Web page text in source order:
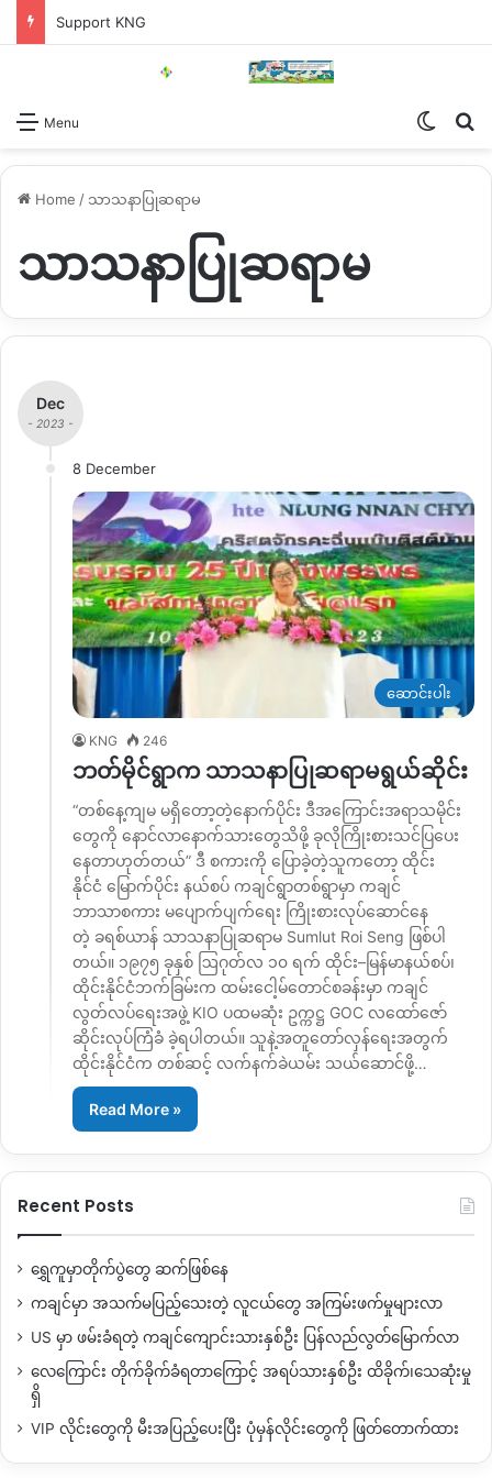
Support KNG
Menu
Home / သာသနာပြုဆရာမ
သာသနာပြုဆရာမ
Dec
- 2023 -
8 December
ဆောင်းပါး
KNG 246
ဘတ်မိုင်ရွာက သာသနာပြုဆရာမရွယ်ဆိုင်း
“တစ်နေ့ကျမ မရှိတော့တဲ့နောက်ပိုင်း ဒီအကြောင်းအရာသမိုင်း
တွေကို နောင်လာနောက်သားတွေသိဖို့ ခုလိုကြိုးစားသင်ပြပေး
နေတာဟုတ်တယ်” ဒီ စကားကို ပြောခဲ့တဲ့သူကတော့ ထိုင်း
နိုင်ငံ မြောက်ပိုင်း နယ်စပ် ကချင်ရွာတစ်ရွာမှာ ကချင်
ဘာသာစကား မပျောက်ပျက်ရေး ကြိုးစားလုပ်ဆောင်နေ
တဲ့ ခရစ်ယာန် သာသနာပြုဆရာမ Sumlut Roi Seng ဖြစ်ပါ
တယ်။ ၁၉၇၅ ခုနှစ် ဩဂုတ်လ ၁၀ ရက် ထိုင်း–မြန်မာနယ်စပ်၊
ထိုင်းနိုင်ငံဘက်ခြမ်းက ထမ်းငေါ့မ်တောင်စခန်းမှာ ကချင်
လွတ်လပ်ရေးအဖွဲ့ KIO ပထမဆုံး ဥက္ကဋ္ဌ GOC လထော်ဇော်
ဆိုင်းလုပ်ကြံခံ ခဲ့ရပါတယ်။ သူနဲ့အတူတော်လှန်ရေးအတွက်
ထိုင်းနိုင်ငံက တစ်ဆင့် လက်နက်ခဲယမ်း သယ်ဆောင်ဖို့…
Read More »
Recent Posts
ရွှေကူမှာတိုက်ပွဲတွေ ဆက်ဖြစ်နေ
ကချင်မှာ အသက်မပြည့်သေးတဲ့ လူငယ်တွေ အကြမ်းဖက်မှုများလာ
US မှာ ဖမ်းခံရတဲ့ ကချင်ကျောင်းသားနှစ်ဦး ပြန်လည်လွတ်မြောက်လာ
လေကြောင်း တိုက်ခိုက်ခံရတာကြောင့် အရပ်သားနှစ်ဦး ထိခိုက်၊သေဆုံးမှု
ရှိ
VIP လိုင်းတွေကို မီးအပြည့်ပေးပြီး ပုံမှန်လိုင်းတွေကို ဖြတ်တောက်ထား